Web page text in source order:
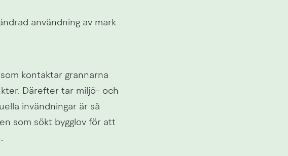
användning av mark
kontaktar grannarna
Därefter tar miljö- och
invändningar är så
som sökt bygglov för att